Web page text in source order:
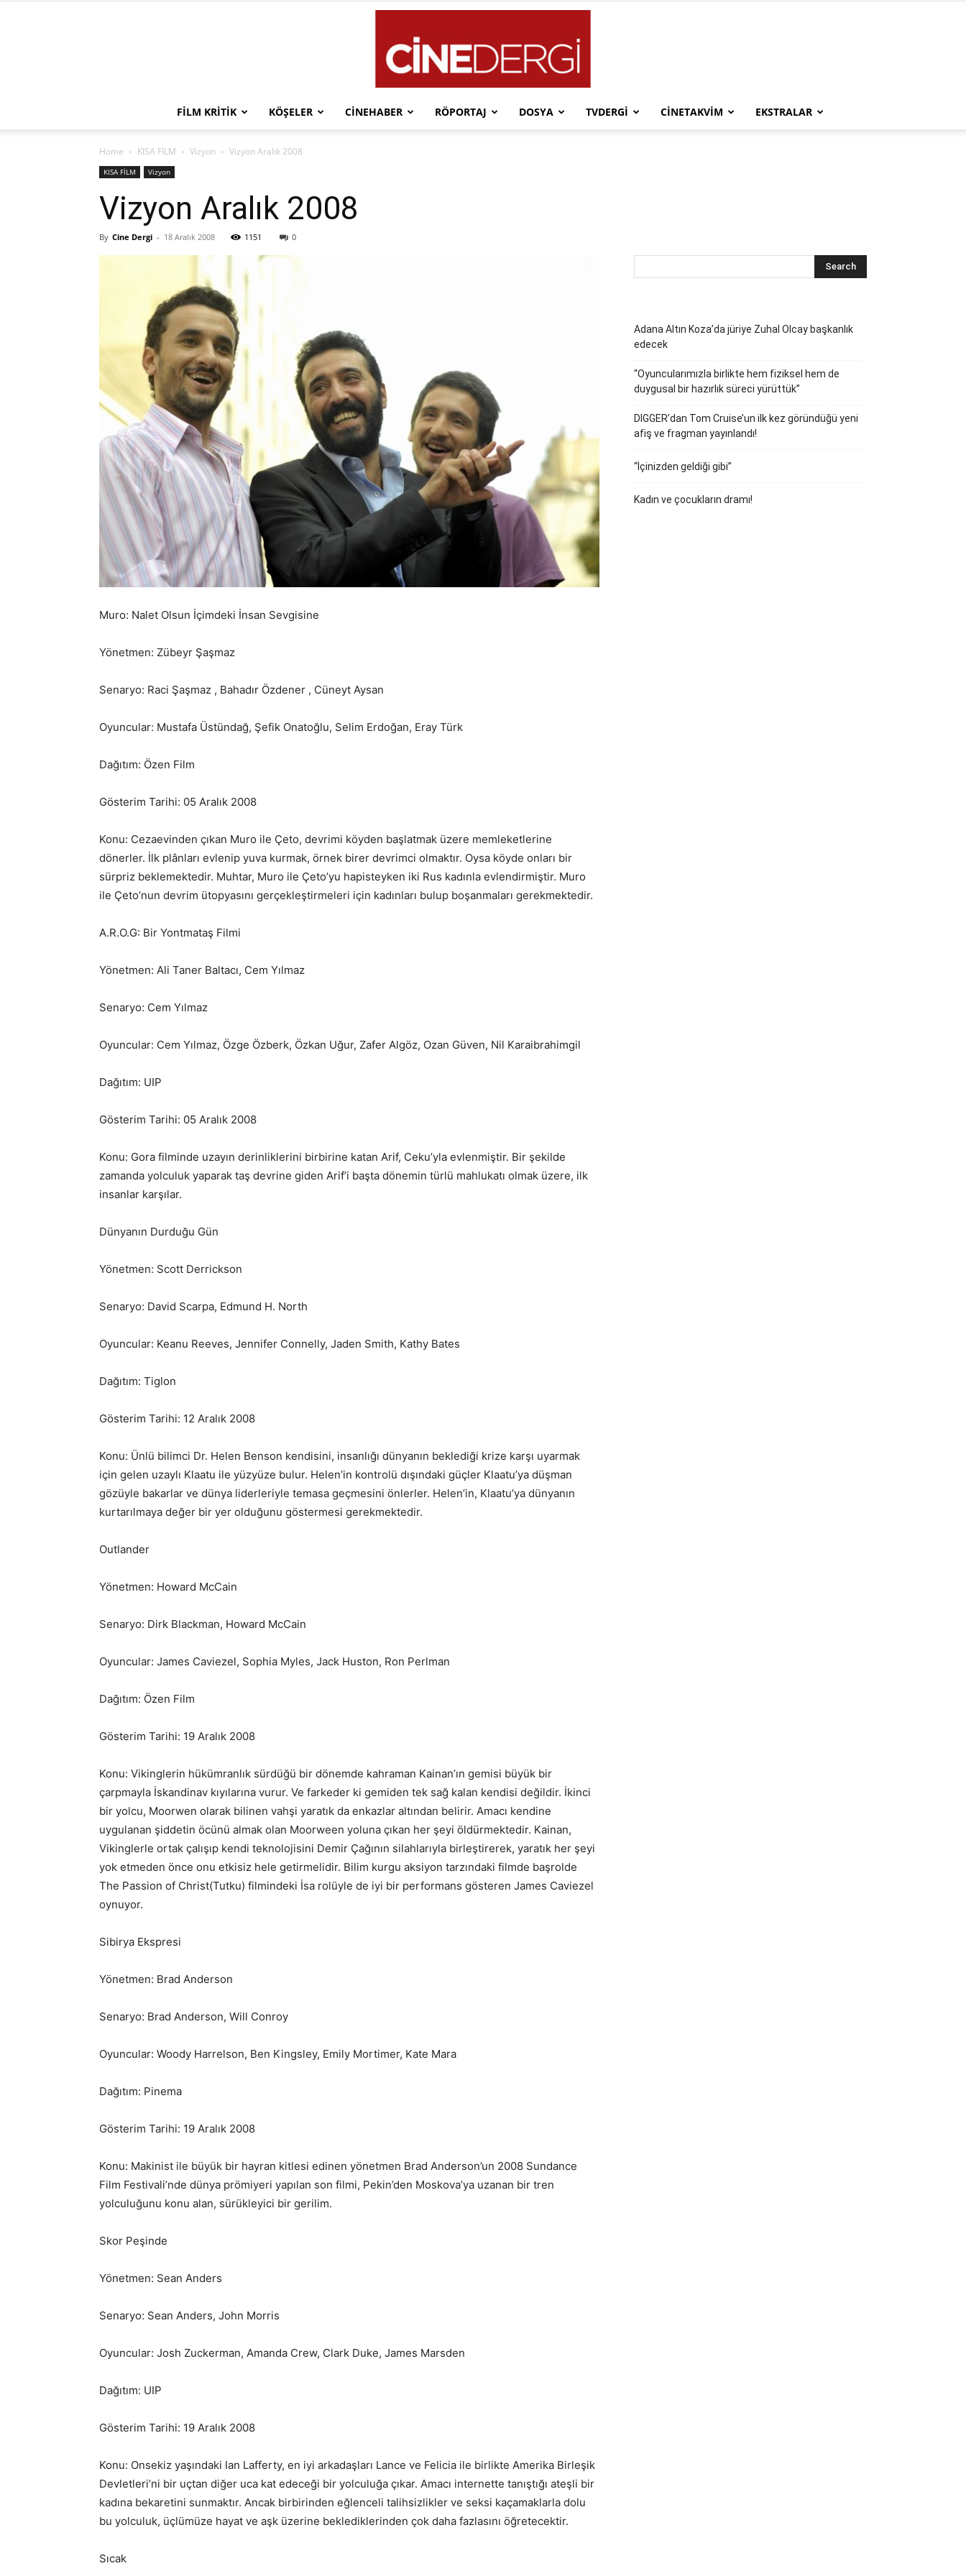
FILM KRITIK KÖŞELER CINEHABER RÖPORTAJ DOSYA TVDERGI CINETAKVIM EKSTRALAR
Home KISA FİLM Vizyon Vizyon Aralık 2008
KISA FİLM Vizyon
Vizyon Aralık 2008
By Cine Dergi - 18 Aralık 2008 1151 0
Muro: Nalet Olsun İçimdeki İnsan Sevgisine
Yönetmen: Zübeyr Şaşmaz
Senaryo: Raci Şaşmaz , Bahadır Özdener , Cüneyt Aysan
Oyuncular: Mustafa Üstündağ, Şefik Onatoğlu, Selim Erdoğan, Eray Türk
Dağıtım: Özen Film
Gösterim Tarihi: 05 Aralık 2008
Konu: Cezaevinden çıkan Muro ile Çeto, devrimi köyden başlatmak üzere memleketlerine
dönerler. İlk plânları evlenip yuva kurmak, örnek birer devrimci olmaktır. Oysa köyde onları bir
sürpriz beklemektedir. Muhtar, Muro ile Çeto’yu hapisteyken iki Rus kadınla evlendirmiştir. Muro
ile Çeto’nun devrim ütopyasını gerçekleştirmeleri için kadınları bulup boşanmaları gerekmektedir.
A.R.O.G: Bir Yontmataş Filmi
Yönetmen: Ali Taner Baltacı, Cem Yılmaz
Senaryo: Cem Yılmaz
Oyuncular: Cem Yılmaz, Özge Özberk, Özkan Uğur, Zafer Algöz, Ozan Güven, Nil Karaibrahimgil
Dağıtım: UIP
Gösterim Tarihi: 05 Aralık 2008
Konu: Gora filminde uzayın derinliklerini birbirine katan Arif, Ceku’yla evlenmiştir. Bir şekilde
zamanda yolculuk yaparak taş devrine giden Arif’i başta dönemin türlü mahlukatı olmak üzere, ilk
insanlar karşılar.
Dünyanın Durduğu Gün
Yönetmen: Scott Derrickson
Senaryo: David Scarpa, Edmund H. North
Oyuncular: Keanu Reeves, Jennifer Connelly, Jaden Smith, Kathy Bates
Dağıtım: Tiglon
Gösterim Tarihi: 12 Aralık 2008
Konu: Ünlü bilimci Dr. Helen Benson kendisini, insanlığı dünyanın beklediği krize karşı uyarmak
için gelen uzaylı Klaatu ile yüzyüze bulur. Helen’in kontrolü dışındaki güçler Klaatu’ya düşman
gözüyle bakarlar ve dünya liderleriyle temasa geçmesini önlerler. Helen’in, Klaatu’ya dünyanın
kurtarılmaya değer bir yer olduğunu göstermesi gerekmektedir.
Outlander
Yönetmen: Howard McCain
Senaryo: Dirk Blackman, Howard McCain
Oyuncular: James Caviezel, Sophia Myles, Jack Huston, Ron Perlman
Dağıtım: Özen Film
Gösterim Tarihi: 19 Aralık 2008
Konu: Vikinglerin hükümranlık sürdüğü bir dönemde kahraman Kainan’ın gemisi büyük bir
çarpmayla İskandinav kıyılarına vurur. Ve farkeder ki gemiden tek sağ kalan kendisi değildir. İkinci
bir yolcu, Moorwen olarak bilinen vahşi yaratık da enkazlar altından belirir. Amacı kendine
uygulanan şiddetin öcünü almak olan Moorween yoluna çıkan her şeyi öldürmektedir. Kainan,
Vikinglerle ortak çalışıp kendi teknolojisini Demir Çağının silahlarıyla birleştirerek, yaratık her şeyi
yok etmeden önce onu etkisiz hele getirmelidir. Bilim kurgu aksiyon tarzındaki filmde başrolde
The Passion of Christ(Tutku) filmindeki İsa rolüyle de iyi bir performans gösteren James Caviezel
oynuyor.
Sibirya Ekspresi
Yönetmen: Brad Anderson
Senaryo: Brad Anderson, Will Conroy
Oyuncular: Woody Harrelson, Ben Kingsley, Emily Mortimer, Kate Mara
Dağıtım: Pinema
Gösterim Tarihi: 19 Aralık 2008
Konu: Makinist ile büyük bir hayran kitlesi edinen yönetmen Brad Anderson’un 2008 Sundance
Film Festivali’nde dünya prömiyeri yapılan son filmi, Pekin’den Moskova’ya uzanan bir tren
yolculuğunu konu alan, sürükleyici bir gerilim.
Skor Peşinde
Yönetmen: Sean Anders
Senaryo: Sean Anders, John Morris
Oyuncular: Josh Zuckerman, Amanda Crew, Clark Duke, James Marsden
Dağıtım: UIP
Gösterim Tarihi: 19 Aralık 2008
Konu: Onsekiz yaşındaki Ian Lafferty, en iyi arkadaşları Lance ve Felicia ile birlikte Amerika Birleşik
Devletleri’ni bir uçtan diğer uca kat edeceği bir yolculuğa çıkar. Amacı internette tanıştığı ateşli bir
kadına bekaretini sunmaktır. Ancak birbirinden eğlenceli talihsizlikler ve seksi kaçamaklarla dolu
bu yolculuk, üçlümüze hayat ve aşk üzerine beklediklerinden çok daha fazlasını öğretecektir.
Sıcak
Adana Altın Koza’da jüriye Zuhal Olcay başkanlık
edecek
“Oyuncularımızla birlikte hem fiziksel hem de
duygusal bir hazırlık süreci yürüttük”
DIGGER’dan Tom Cruise’un ilk kez göründüğü yeni
afiş ve fragman yayınlandı!
“İçinizden geldiği gibi”
Kadın ve çocukların dramı!